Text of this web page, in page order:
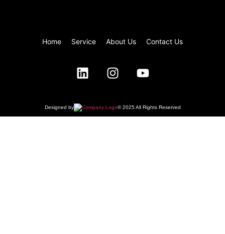
Home Service About Us Contact Us
Designed by © 2025 All Rights Reserved